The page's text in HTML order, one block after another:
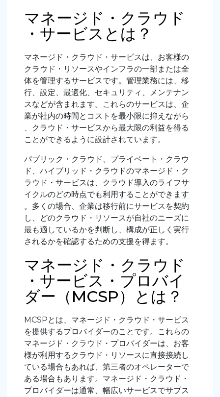
マネージド・クラウド
・サービスとは？
マネージド・クラウド・サービスは、お客様の
クラウド・リソースやインフラの一部または全
体を管理するサービスです。管理業務には、移
行、設定、最適化、セキュリティ、メンテナン
スなどが含まれます。これらのサービスは、企
業が社内の時間とコストを最小限に抑えながら
、クラウド・サービスから最大限の利益を得る
ことができるように設計されています。
パブリック・クラウド、プライベート・クラウ
ド、ハイブリッド・クラウドのマネージド・ク
ラウド・サービスは、クラウド導入のライフサ
イクルのどの時点でも利用することができます
。多くの場合、企業は移行前にサービスを契約
し、どのクラウド・リソースが自社のニーズに
最も適しているかを判断し、構成が正しく実行
されるかを確認するための支援を得ます。
マネージド・クラウド
・サービス・プロバイ
ダー（MCSP）とは？
MCSPとは、マネージド・クラウド・サービス
を提供するプロバイダーのことです。これらの
マネージド・クラウド・プロバイダーは、お客
様が利用するクラウド・リソースに直接接続し
ている場合もあれば、第三者のオペレーターで
ある場合もあります。マネージド・クラウド・
プロバイダーは通常、幅広いサービスでサブス